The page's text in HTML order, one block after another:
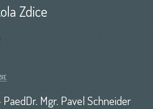
Zdice
Mgr. Pavel Schneider